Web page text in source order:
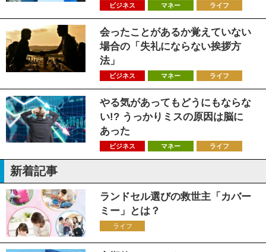
ビジネス マネー ライフ
会ったことがあるか覚えていない
場合の「失礼にならない挨拶方
法」
ビジネス マネー ライフ
やる気があってもどうにもならな
い!? うっかりミスの原因は脳に
あった
ビジネス マネー ライフ
新着記事
ランドセル選びの救世主「カバー
ミー」とは？
ライフ